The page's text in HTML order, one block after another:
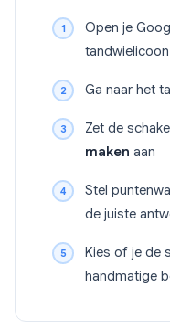
Open je
tandwielicoon
Ga naar het
Zet de
maken aan
Stel
de juiste
Kies of je de
handmatige